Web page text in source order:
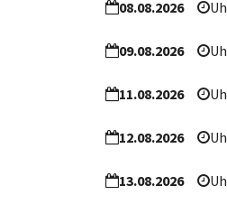
08.08.2026
09.08.2026
11.08.2026
12.08.2026
13.08.2026